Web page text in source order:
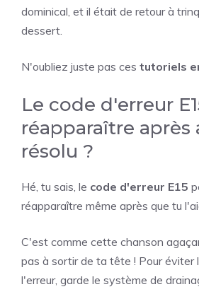
dominical, et il était de retour à
dessert.
N'oubliez juste pas ces tutoriels
Le code d'erreur
réapparaître après
résolu ?
Hé, tu sais, le code d'erreur E15
réapparaître même après que tu
C'est comme cette chanson
pas à sortir de ta tête ! Pour éviter
l'erreur, garde le système de